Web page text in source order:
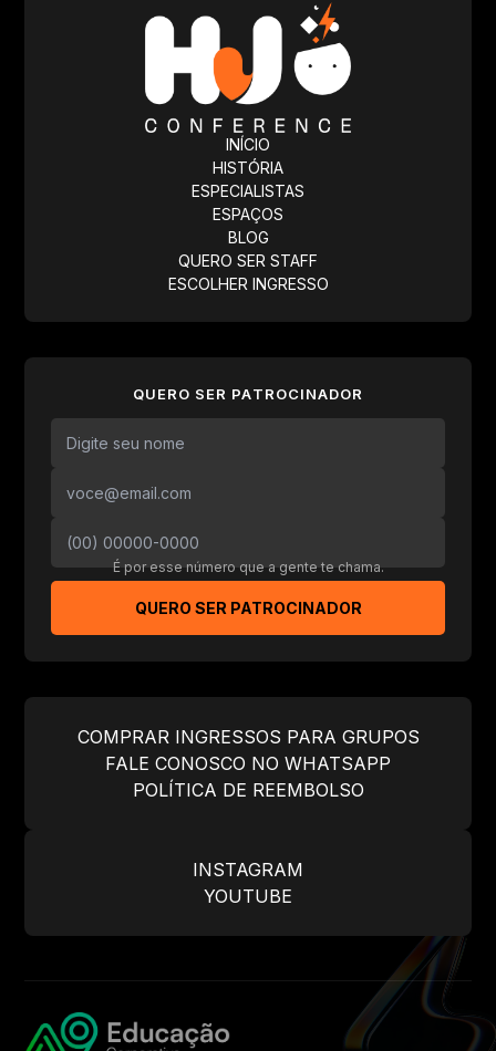
INÍCIO
HISTÓRIA
ESPECIALISTAS
ESPAÇOS
BLOG
QUERO SER STAFF
ESCOLHER INGRESSO
QUERO SER PATROCINADOR
É por esse número que a gente te chama.
QUERO SER PATROCINADOR
COMPRAR INGRESSOS PARA GRUPOS
FALE CONOSCO NO WHATSAPP
POLÍTICA DE REEMBOLSO
INSTAGRAM
YOUTUBE